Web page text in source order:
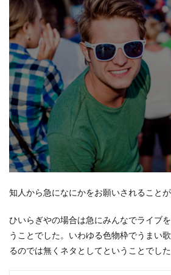
知人から急になにかをお願いされることが
ひいらぎやの場合は急にみんなでライブ
うことでした。いわゆる色物枠でうまい
るのでは無くネタとしてということでした